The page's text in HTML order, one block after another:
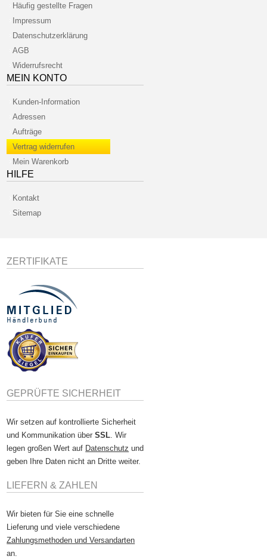
Häufig gestellte Fragen
Impressum
Datenschutzerklärung
AGB
Widerrufsrecht
MEIN KONTO
Kunden-Information
Adressen
Aufträge
Vertrag widerrufen
Mein Warenkorb
HILFE
Kontakt
Sitemap
ZERTIFIKATE
GEPRÜFTE SICHERHEIT
Wir setzen auf kontrollierte Sicherheit
und Kommunikation überSSL . Wir
legen großen Wert auf Datenschutz und
geben Ihre Daten nicht an Dritte weiter.
LIEFERN & ZAHLEN
Wir bieten für Sie eine schnelle
Lieferung und viele verschiedene
Zahlungsmethoden und Versandarten
an.